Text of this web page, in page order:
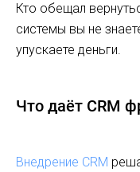
Кто обещал
системы вы не
упускаете деньги.
Что даёт CRM
Внедрение CRM